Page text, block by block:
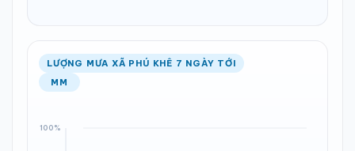
LƯỢNG MƯA XÃ PHÚ KHÊ 7 NGÀY TỚI
MM